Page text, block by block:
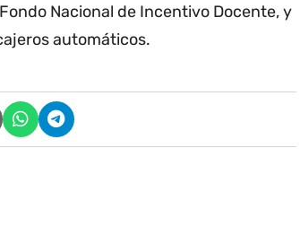
Nacional de Incentivo Docente, y
automáticos.